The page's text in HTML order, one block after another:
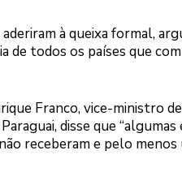
à queixa formal,
de todos os países que
Franco, vice-ministro
disse que
receberam e pelo menos